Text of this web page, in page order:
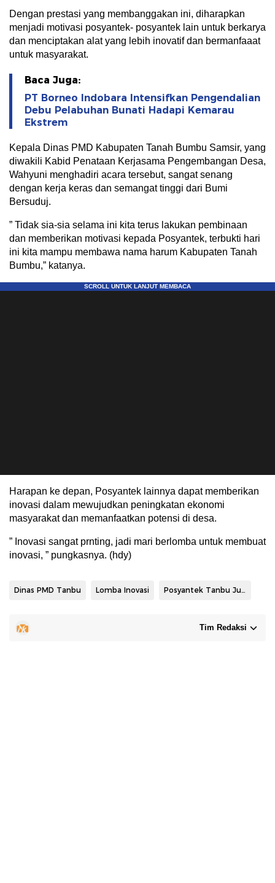
Dengan prestasi yang membanggakan ini, diharapkan
menjadi motivasi posyantek- posyantek lain untuk berkarya
dan menciptakan alat yang lebih inovatif dan bermanfaaat
untuk masyarakat.
Baca Juga:
PT Borneo Indobara Intensifkan Pengendalian
Debu Pelabuhan Bunati Hadapi Kemarau
Ekstrem
Kepala Dinas PMD Kabupaten Tanah Bumbu Samsir, yang
diwakili Kabid Penataan Kerjasama Pengembangan Desa,
Wahyuni menghadiri acara tersebut, sangat senang
dengan kerja keras dan semangat tinggi dari Bumi
Bersuduj.
” Tidak sia-sia selama ini kita terus lakukan pembinaan
dan memberikan motivasi kepada Posyantek, terbukti hari
ini kita mampu membawa nama harum Kabupaten Tanah
Bumbu,” katanya.
Harapan ke depan, Posyantek lainnya dapat memberikan
inovasi dalam mewujudkan peningkatan ekonomi
masyarakat dan memanfaatkan potensi di desa.
” Inovasi sangat prnting, jadi mari berlomba untuk membuat
inovasi, ” pungkasnya. (hdy)
Dinas PMD Tanbu Lomba Inovasi Posyantek Tanbu Juara Tingkat Provinsi
Tim Redaksi